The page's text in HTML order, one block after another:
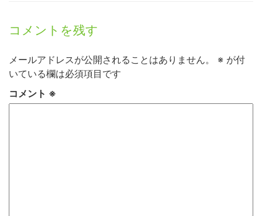
コメントを残す
メールアドレスが公開されることはありません。 ※ が付
いている欄は必須項目です
コメント ※